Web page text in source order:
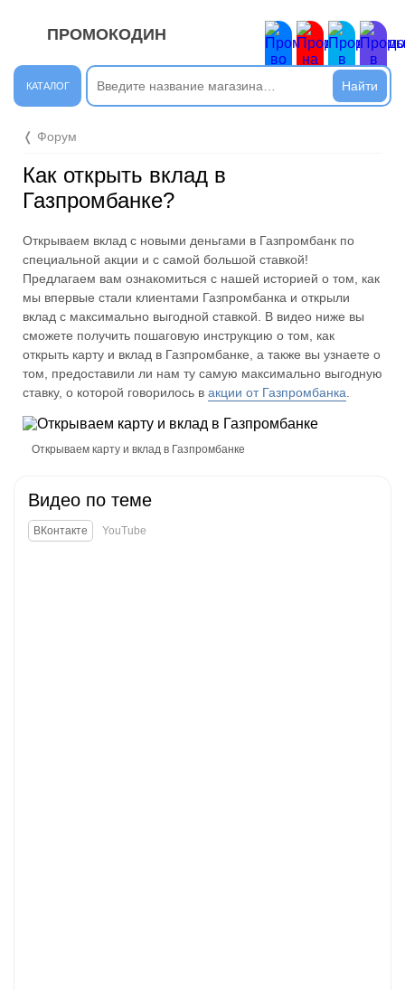
ПРОМОКОДИН
КАТАЛОГ
❬ Форум
Как открыть вклад в
Газпромбанке?
Открываем вклад с новыми деньгами в Газпромбанк по
специальной акции и с самой большой ставкой!
Предлагаем вам ознакомиться с нашей историей о том, как
мы впервые стали клиентами Газпромбанка и открыли
вклад с максимально выгодной ставкой. В видео ниже вы
сможете получить пошаговую инструкцию о том, как
открыть карту и вклад в Газпромбанке, а также вы узнаете о
том, предоставили ли нам ту самую максимально выгодную
ставку, о которой говорилось в акции от Газпромбанка
Открываем карту и вклад в Газпромбанке
Видео по теме
ВКонтакте YouTube
Новые сообщения ЗАКРЫТЬ
найдёте интересные новости.
Открыть полностью
Подпишись на наш ТГ-канал и получай свежие акции и
промокоды каждый день!
Открыть полностью
Напиши комментарий и получи 50 рублей. Уже есть те,
кто пополнили баланс своего мобильного телефона.
Открыть полностью
Проверяй акции, делай видео-обзор и зарабатывайт
от 1000 рублей за одно видел.